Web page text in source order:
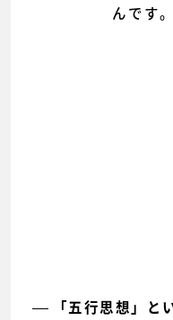
んです。
「五行思想」と